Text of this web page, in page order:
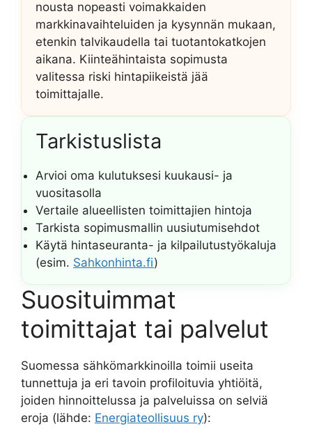
nousta nopeasti voimakkaiden
markkinavaihteluiden ja kysynnän mukaan,
etenkin talvikaudella tai tuotantokatkojen
aikana. Kiinteähintaista sopimusta
valitessa riski hintapiikeistä jää
toimittajalle.
Tarkistuslista
Arvioi oma kulutuksesi kuukausi- ja
vuositasolla
Vertaile alueellisten toimittajien hintoja
Tarkista sopimusmallin uusiutumisehdot
Käytä hintaseuranta- ja kilpailutustyökaluja
(esim. Sahkonhinta.fi)
Suosituimmat
toimittajat tai palvelut
Suomessa sähkömarkkinoilla toimii useita
tunnettuja ja eri tavoin profiloituvia yhtiöitä,
joiden hinnoittelussa ja palveluissa on selviä
eroja (lähde: Energiateollisuus ry):